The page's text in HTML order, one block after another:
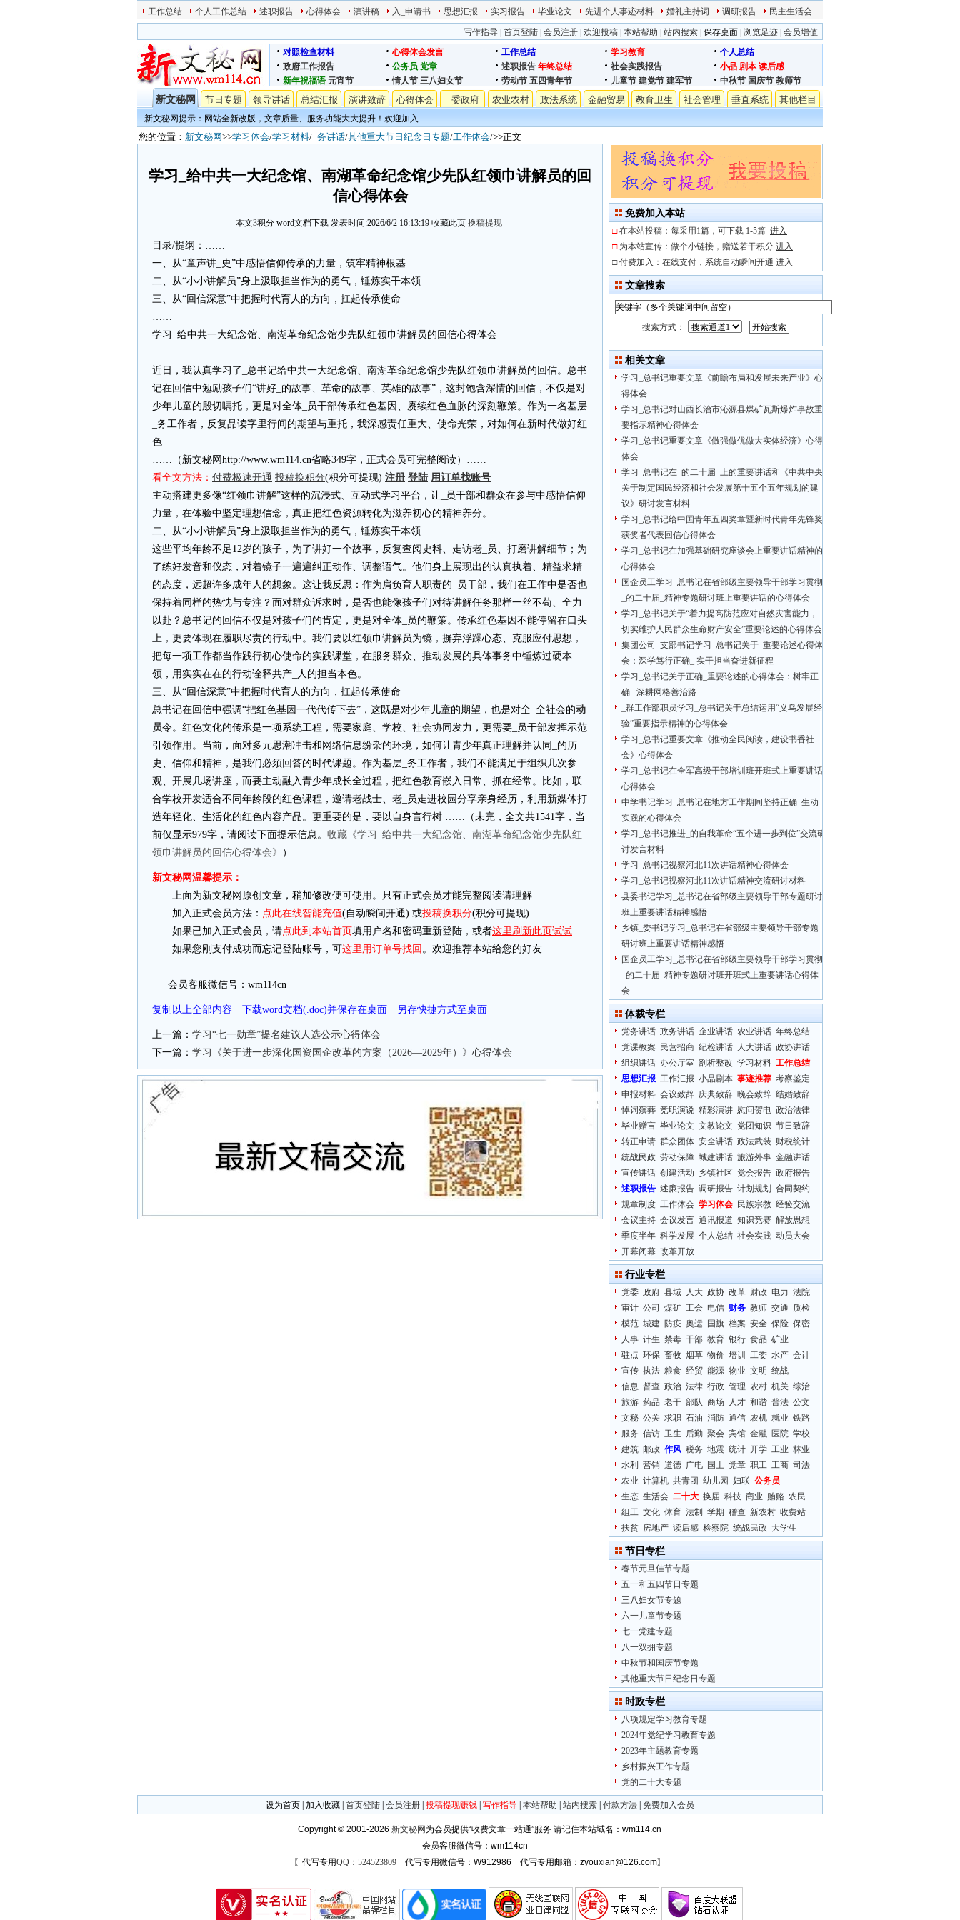
工作总结 个人工作总结 述职报告 心得体会 演讲稿 入_申请书 思想汇报 实习报告 毕业论文 先进个人事迹材料 婚礼主持词 调研报告 民主生活会
写作指导 首页登陆 会员注册 欢迎投稿 本站帮助 站内搜索 保存桌面 浏览足迹 会员增值
对照检查材料
心得体会发言 工作总结 学习教育
个人总结
政府工作报告
公务员 党章 述职报告 年终总结 社会实践报告 小品 剧本 读后感
新年祝福语 元宵节 情人节 三八妇女节 劳动节 五四青年节 儿童节 建党节 建军节 中秋节 国庆节 教师节
新文秘网 节日专题 领导讲话 总结汇报 演讲致辞 心得体会 _委政府 农业农村 政法系统 金融贸易 教育卫生 社会管理 垂直系统 其他栏目
新文秘网提示：网站全新改版，文章质量、服务功能大大提升！欢迎加入
您的位置： 新文秘网>>学习体会/学习材料/ _务讲话/其他重大节日纪念日专题/工作体会/>>正文
学习_给中共一大纪念馆、南湖革命纪念馆少先队红领巾讲解员的回
信心得体会
本文3积分 word文档下载 发表时间:2026/6/2 16:13:19 收藏此页 换稿提现
目录/提纲：……
一、从“童声讲_史”中感悟信仰传承的力量，筑牢精神根基
二、从“小小讲解员”身上汲取担当作为的勇气，锤炼实干本领
三、从“回信深意”中把握时代育人的方向，扛起传承使命
……
学习_给中共一大纪念馆、南湖革命纪念馆少先队红领巾讲解员的回信心得体会
近日，我认真学习了_总书记给中共一大纪念馆、南湖革命纪念馆少先队红领巾讲解员的回信。总书
记在回信中勉励孩子们“讲好_的故事、革命的故事、英雄的故事”，这封饱含深情的回信，不仅是对
少年儿童的殷切嘱托，更是对全体_员干部传承红色基因、赓续红色血脉的深刻鞭策。作为一名基层
_务工作者，反复品读字里行间的期望与重托，我深感责任重大、使命光荣，对如何在新时代做好红
色
……（新文秘网http://www.wm114.cn省略349字，正式会员可完整阅读）……
看全文方法： 付费极速开通 投稿换积分(积分可提现) 注册 登陆 用订单找账号
主动搭建更多像“红领巾讲解”这样的沉浸式、互动式学习平台，让_员干部和群众在参与中感悟信仰
力量，在体验中坚定理想信念，真正把红色资源转化为滋养初心的精神养分。
二、从“小小讲解员”身上汲取担当作为的勇气，锤炼实干本领
这些平均年龄不足12岁的孩子，为了讲好一个故事，反复查阅史料、走访老_员、打磨讲解细节；为
了练好发音和仪态，对着镜子一遍遍纠正动作、调整语气。他们身上展现出的认真执着、精益求精
的态度，远超许多成年人的想象。这让我反思：作为肩负育人职责的_员干部，我们在工作中是否也
保持着同样的热忱与专注？面对群众诉求时，是否也能像孩子们对待讲解任务那样一丝不苟、全力
以赴？总书记的回信不仅是对孩子们的肯定，更是对全体_员的鞭策。传承红色基因不能停留在口头
上，更要体现在履职尽责的行动中。我们要以红领巾讲解员为镜，摒弃浮躁心态、克服应付思想，
把每一项工作都当作践行初心使命的实践课堂，在服务群众、推动发展的具体事务中锤炼过硬本
领，用实实在在的行动诠释共产_人的担当本色。
三、从“回信深意”中把握时代育人的方向，扛起传承使命
总书记在回信中强调“把红色基因一代代传下去”，这既是对少年儿童的期望，也是对全_全社会的动
员令。红色文化的传承是一项系统工程，需要家庭、学校、社会协同发力，更需要_员干部发挥示范
引领作用。当前，面对多元思潮冲击和网络信息纷杂的环境，如何让青少年真正理解并认同_的历
史、信仰和精神，是我们必须回答的时代课题。作为基层_务工作者，我们不能满足于组织几次参
观、开展几场讲座，而要主动融入青少年成长全过程，把红色教育嵌入日常、抓在经常。比如，联
合学校开发适合不同年龄段的红色课程，邀请老战士、老_员走进校园分享亲身经历，利用新媒体打
造年轻化、生活化的红色内容产品。更重要的是，要以自身言行树 ……（未完，全文共1541字，当
前仅显示979字，请阅读下面提示信息。 收藏《学习_给中共一大纪念馆、南湖革命纪念馆少先队红
领巾讲解员的回信心得体会》
）
新文秘网温馨提示：
上面为新文秘网原创文章，稍加修改便可使用。只有正式会员才能完整阅读请理解
加入正式会员方法： 点此在线智能充值(自动瞬间开通) 或投稿换积分(积分可提现)
如果已加入正式会员，请点此到本站首页填用户名和密码重新登陆，或者这里刷新此页试试
如果您刚支付成功而忘记登陆账号，可这里用订单号找回 。欢迎推荐本站给您的好友
会员客服微信号：wm114cn
复制以上全部内容 下载word文档(.doc)并保存在桌面 另存快捷方式至桌面
上一篇： 学习“七一勋章”提名建议人选公示心得体会
下一篇： 学习《关于进一步深化国资国企改革的方案（2026—2029年）》心得体会
免费加入本站
□ 在本站投稿：每采用1篇，可下载 1-5篇 进入
□ 为本站宣传：做个小链接，赠送若干积分 进入
□ 付费加入：在线支付，系统自动瞬间开通 进入
文章搜索
搜索方式：
相关文章
学习_总书记重要文章《前瞻布局和发展未来产业》心
得体会
学习_总书记对山西长治市沁源县煤矿瓦斯爆炸事故重
要指示精神心得体会
学习_总书记重要文章《做强做优做大实体经济》心得
体会
学习_总书记在_的二十届_上的重要讲话和《中共中央
关于制定国民经济和社会发展第十五个五年规划的建
议》研讨发言材料
学习_总书记给中国青年五四奖章暨新时代青年先锋奖
获奖者代表回信心得体会
学习_总书记在加强基础研究座谈会上重要讲话精神的
心得体会
国企员工学习_总书记在省部级主要领导干部学习贯彻
_的二十届_精神专题研讨班上重要讲话的心得体会
学习_总书记关于“着力提高防范应对自然灾害能力，
切实维护人民群众生命财产安全”重要论述的心得体会
集团公司_支部书记学习_总书记关于_重要论述心得体
会：深学笃行正确_ 实干担当奋进新征程
学习_总书记关于正确_重要论述的心得体会：树牢正
确_ 深耕网格善治路
_群工作部职员学习_总书记关于总结运用“义乌发展经
验”重要指示精神的心得体会
学习_总书记重要文章《推动全民阅读，建设书香社
会》心得体会
学习_总书记在全军高级干部培训班开班式上重要讲话
心得体会
中学书记学习_总书记在地方工作期间坚持正确_生动
实践的心得体会
学习_总书记推进_的自我革命“五个进一步到位”交流研
讨发言材料
学习_总书记视察河北11次讲话精神心得体会
学习_总书记视察河北11次讲话精神交流研讨材料
县委书记学习_总书记在省部级主要领导干部专题研讨
班上重要讲话精神感悟
乡镇_委书记学习_总书记在省部级主要领导干部专题
研讨班上重要讲话精神感悟
国企员工学习_总书记在省部级主要领导干部学习贯彻
_的二十届_精神专题研讨班开班式上重要讲话心得体
会
体裁专栏
党务讲话 政务讲话 企业讲话 农业讲话 年终总结
党课教案
民营招商 纪检讲话 人大讲话 政协讲话
组织讲话 办公厅室 剖析整改 学习材料 工作总结
思想汇报 工作汇报 小品剧本 事迹推荐 考察鉴定
申报材料 会议致辞 庆典致辞 晚会致辞 结婚致辞
悼词殡葬 竞职演说 精彩演讲 慰问贺电 政治法律
毕业赠言 毕业论文 文教论文 党团知识 节日致辞
转正申请 群众团体 安全讲话 政法武装 财税统计
统战民政 劳动保障 城建讲话 旅游外事 金融讲话
宣传讲话 创建活动 乡镇社区 党会报告 政府报告
述职报告 述廉报告 调研报告 计划规划
合同契约
规章制度 工作体会 学习体会 民族宗教 经验交流
会议主持 会议发言 通讯报道 知识竞赛 解放思想
季度半年 科学发展 个人总结 社会实践 动员大会
开幕闭幕 改革开放
行业专栏
党委 政府 县域 人大 政协 改革 财政 电力 法院
审计 公司 煤矿 工会 电信 财务 教师 交通 质检
模范 城建 防疫 奥运 国旗 档案 安全 保险 保密
人事 计生 禁毒 干部 教育 银行 食品 矿业
驻点 环保 畜牧 烟草 物价 培训 工委 水产 会计
宣传 执法 粮食 经贸 能源 物业 文明 统战
信息 督查 政治 法律 行政 管理 农村 机关 综治
旅游 药品 老干 部队 商场 人才 和谐 普法 公文
文秘 公关 求职 石油 消防 通信 农机 就业 铁路
服务 信访 卫生 后勤 聚会 宾馆 金融 医院 学校
建筑 邮政 作风 税务 地震 统计 开学 工业 林业
水利
营销 道德 广电 国土 党章 职工 工商 司法
农业 计算机 共青团 幼儿园 妇联 公务员
生态 生活会 二十大 换届 科技 商业 贿赂 农民
组工 文化 体育 法制 学期 稽查 新农村 收费站
扶贫 房地产 读后感 检察院 统战民政 大学生
节日专栏
春节元旦佳节专题
五一和五四节日专题
三八妇女节专题
六一儿童节专题
七一党建专题
八一双拥专题
中秋节和国庆节专题
其他重大节日纪念日专题
时政专栏
八项规定学习教育专题
2024年党纪学习教育专题
2023年主题教育专题
乡村振兴工作专题
党的二十大专题
设为首页 加入收藏 首页登陆 会员注册 投稿提现赚钱 写作指导 本站帮助 站内搜索 付款方法 免费加入会员
Copyright © 2001-2026 新文秘网 为会员提供“收费文章一站通”服务 请记住本站域名：wm114.cn
会员客服微信号：wm114cn
〖代写专用QQ：524523809代写专用微信号：W912986 代写专用邮箱：zyouxian@126.com〗